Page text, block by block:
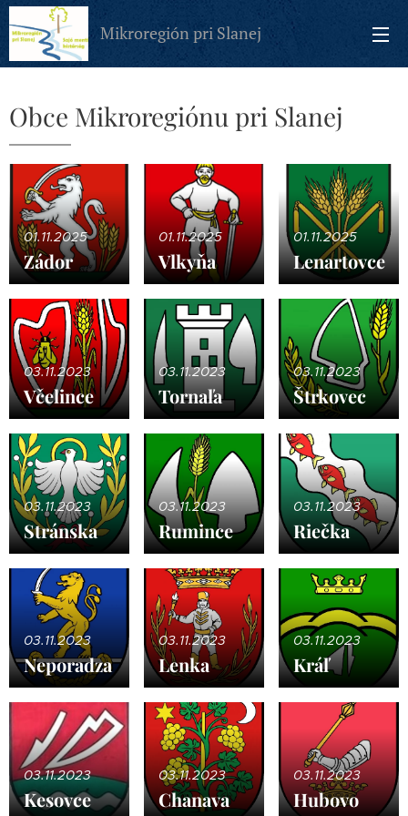
Mikroregión pri Slanej
Obce Mikroregiónu pri Slanej
01.11.2025
Zádor
01.11.2025
Vlkyňa
01.11.2025
Lenartovce
03.11.2023
Včelince
03.11.2023
Tornaľa
03.11.2023
Štrkovec
03.11.2023
Stránska
03.11.2023
Rumince
03.11.2023
Riečka
03.11.2023
Neporadza
03.11.2023
Lenka
03.11.2023
Kráľ
03.11.2023
Kesovce
03.11.2023
Chanava
03.11.2023
Hubovo